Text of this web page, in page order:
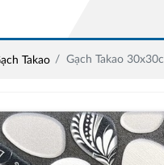
Takao Gạch Takao